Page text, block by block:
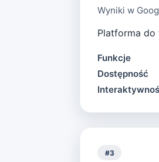
Wyniki w
Platforma do
Funkcje
Dostępność
#3